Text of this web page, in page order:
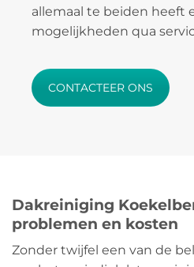
allemaal te beiden heeft
mogelijkheden qua
CONTACTEER ONS
Dakreiniging
problemen en kosten
Zonder twijfel een van de